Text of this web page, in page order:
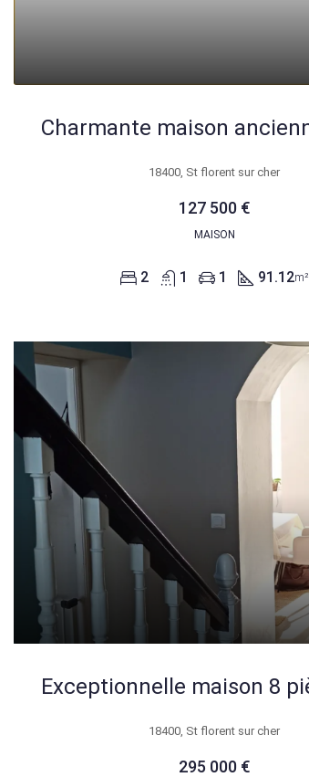
18400, St florent sur cher
127 500 €
MAISON
2 1 1 91.12m²
18400, St florent sur cher
295 000 €